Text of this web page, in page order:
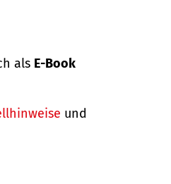
als E-Book
und